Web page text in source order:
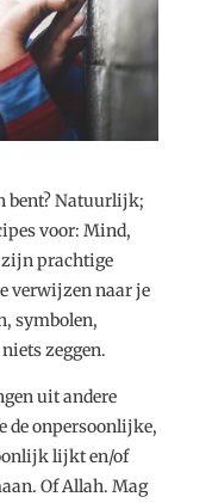
bent? Natuurlijk;
voor: Mind,
zijn prachtige
verwijzen naar je
symbolen,
zeggen.
uit andere
de onpersoonlijke,
lijkt en/of
Of Allah. Mag